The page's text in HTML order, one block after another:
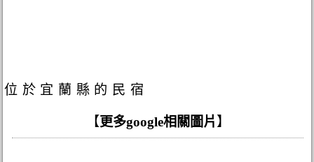
位於宜蘭縣的民宿
【更多google相關圖片】